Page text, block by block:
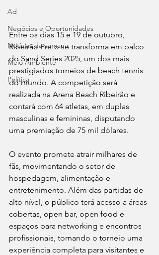
Ad
Negócios e Oportunidades
Notícias da semana
Meio Ambiente
Política
Entre os dias 15 e 19 de outubro,
Ribeirão Preto se transforma em palco
do Sand Series 2025, um dos mais
prestigiados torneios de beach tennis
do mundo. A competição será
realizada na Arena Beach Ribeirão e
contará com 64 atletas, em duplas
masculinas e femininas, disputando
uma premiação de 75 mil dólares.
O evento promete atrair milhares de
fãs, movimentando o setor de
hospedagem, alimentação e
entretenimento. Além das partidas de
alto nível, o público terá acesso a áreas
cobertas, open bar, open food e
espaços para networking e encontros
profissionais, tornando o torneio uma
experiência completa para visitantes e